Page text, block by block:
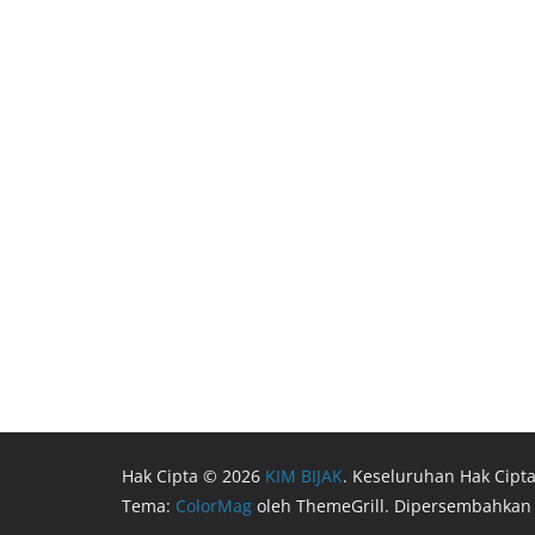
Hak Cipta © 2026 KIM BIJAK. Keseluruhan Hak
Tema: ColorMag oleh ThemeGrill. Dipersembahkan